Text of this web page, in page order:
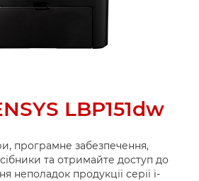
LBP151dw
програмне забезпечення,
та отримайте доступ до
неполадок продукції серії i-